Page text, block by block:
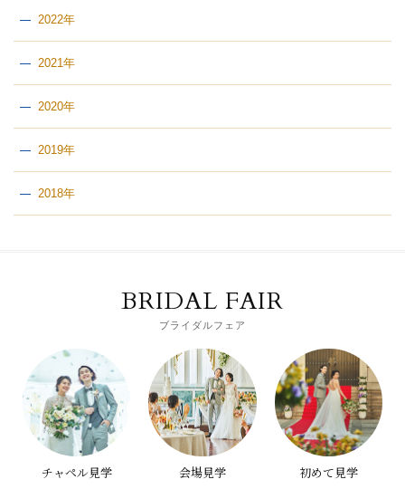
2022年
2021年
2020年
2019年
2018年
BRIDAL FAIR
ブライダルフェア
チャペル見学 会場見学 初めて見学